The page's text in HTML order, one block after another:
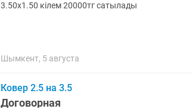
3.50х1.50 кілем 20000тг сатылады
Шымкент, 5 августа
Ковер 2.5 на 3.5
Договорная